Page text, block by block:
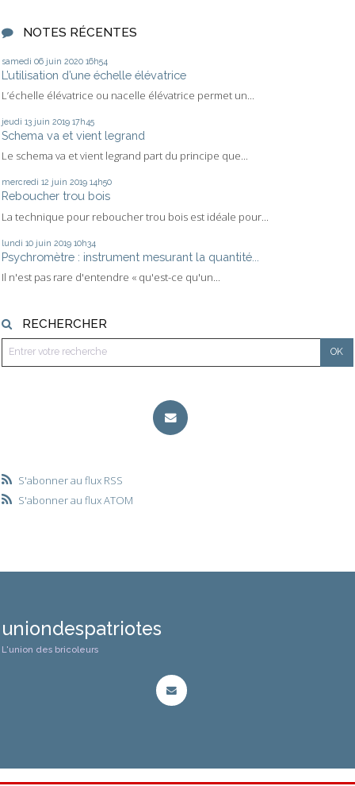
NOTES RÉCENTES
samedi 06 juin 2020 16h54
L’utilisation d’une échelle élévatrice
L’échelle élévatrice ou nacelle élévatrice permet un...
jeudi 13 juin 2019 17h45
Schema va et vient legrand
Le schema va et vient legrand part du principe que...
mercredi 12 juin 2019 14h50
Reboucher trou bois
La technique pour reboucher trou bois est idéale pour...
lundi 10 juin 2019 10h34
Psychromètre : instrument mesurant la quantité...
Il n'est pas rare d'entendre « qu'est-ce qu'un...
RECHERCHER
S'abonner au flux RSS
S'abonner au flux ATOM
uniondespatriotes
L'union des bricoleurs